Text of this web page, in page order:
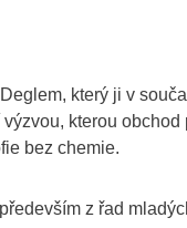
který ji v
kterou
bez chemie.
z řad